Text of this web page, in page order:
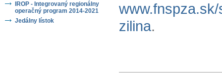
IROP - Integrovaný regionálny
operačný program 2014-2021
Jedálny lístok
zilina.